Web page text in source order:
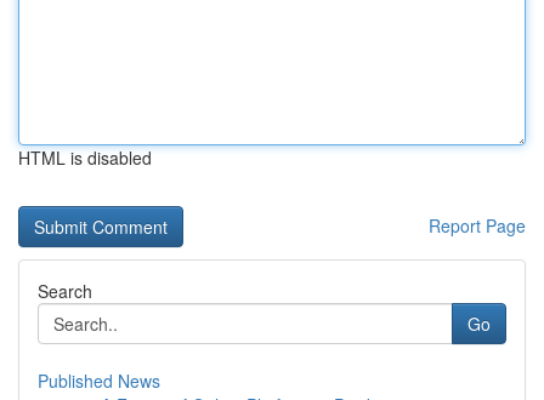
HTML is disabled
Report Page
Search
Go
Published News